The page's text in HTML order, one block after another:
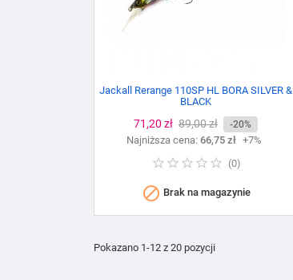
Jackall Rerange 110SP HL BORA SILVER &
BLACK
Cena
71,20 zł Cena
podstawowa
89,00 zł -20%
Najniższa cena: 66,75 zł +7%
(0)
 Brak na magazynie
Pokazano 1-12 z 20 pozycji